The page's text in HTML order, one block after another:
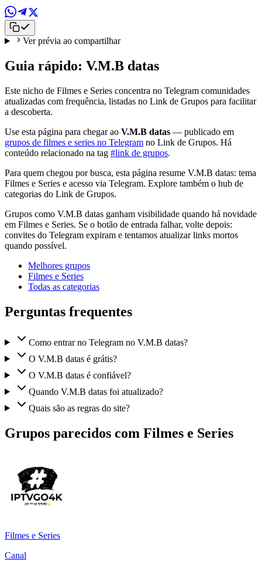
Ver prévia ao compartilhar
Guia rápido: V.M.B datas
Este nicho de Filmes e Series concentra no Telegram comunidades
atualizadas com frequência, listadas no Link de Grupos para facilitar
a descoberta.
Use esta página para chegar ao V.M.B datas — publicado em
grupos de filmes e series no Telegram no Link de Grupos. Há
conteúdo relacionado na tag #link de grupos.
Para quem chegou por busca, esta página resume V.M.B datas: tema
Filmes e Series e acesso via Telegram. Explore também o hub de
categorias do Link de Grupos.
Grupos como V.M.B datas ganham visibilidade quando há novidade
em Filmes e Series. Se o botão de entrada falhar, volte depois:
convites do Telegram expiram e tentamos atualizar links mortos
quando possível.
Melhores grupos
Filmes e Series
Todas as categorias
Perguntas frequentes
Como entrar no Telegram no V.M.B datas?
O V.M.B datas é grátis?
O V.M.B datas é confiável?
Quando V.M.B datas foi atualizado?
Quais são as regras do site?
Grupos parecidos com Filmes e Series
Filmes e Series
Canal